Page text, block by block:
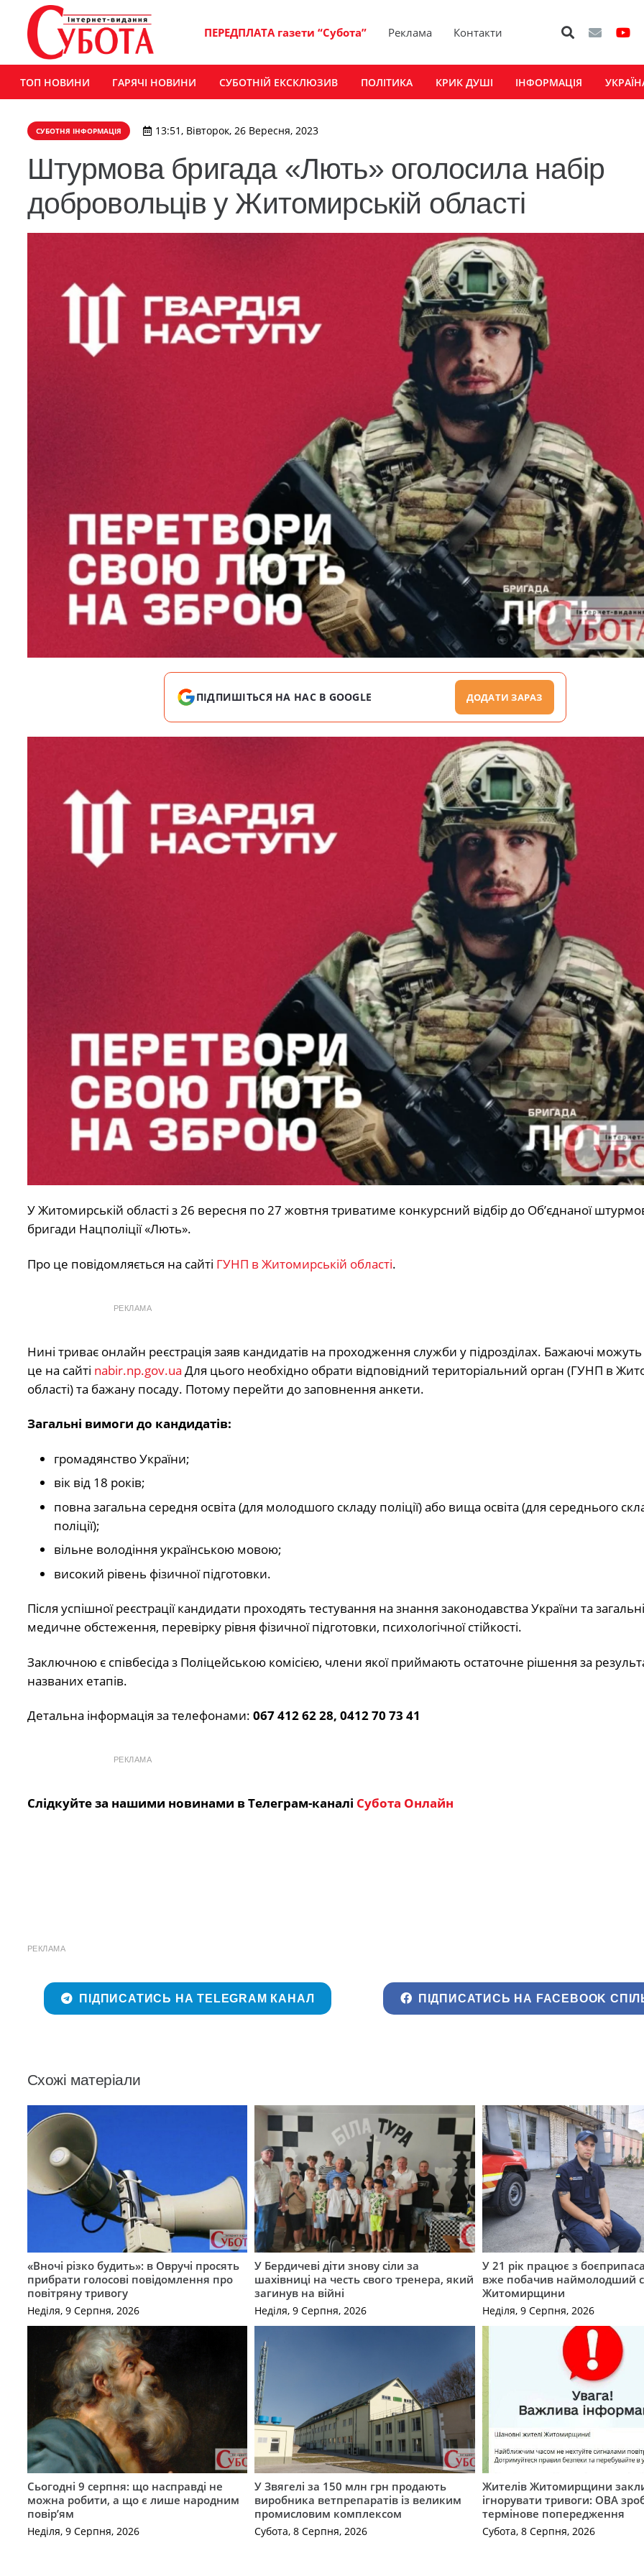
ПЕРЕДПЛАТА газети “Субота” Реклама Контакти
ТОП НОВИНИ ГАРЯЧІ НОВИНИ СУБОТНІЙ ЕКСКЛЮЗИВ ПОЛІТИКА КРИК ДУШІ ІНФОРМАЦІЯ
СУБОТНЯ ІНФОРМАЦІЯ 13:51, Вівторок, 26 Вересня, 2023
Штурмова бригада «Лють» оголосила набір
добровольців у Житомирській області
ПІДПИШІТЬСЯ НА НАС В GOOGLE ДОДАТИ ЗАРАЗ
У Житомирській області з 26 вересня по 27 жовтня триватиме конкурсний відбір до Об’єднаної
бригади Нацполіції «Лють».
Про це повідомляється на сайті ГУНП в Житомирській області.
РЕКЛАМА
Нині триває онлайн реєстрація заяв кандидатів на проходження служби у підрозділах. Бажаючі
це на сайті nabir.np.gov.ua Для цього необхідно обрати відповідний територіальний орган (ГУНП в
області) та бажану посаду. Потому перейти до заповнення анкети.
Загальні вимоги до кандидатів:
громадянство України;
вік від 18 років;
повна загальна середня освіта (для молодшого складу поліції) або вища освіта (для середнього
поліції);
вільне володіння українською мовою;
високий рівень фізичної підготовки.
Після успішної реєстрації кандидати проходять тестування на знання законодавства України та
медичне обстеження, перевірку рівня фізичної підготовки, психологічної стійкості.
Заключною є співбесіда з Поліцейською комісією, члени якої приймають остаточне рішення за
названих етапів.
Детальна інформація за телефонами: 067 412 62 28, 0412 70 73 41
РЕКЛАМА
Слідкуйте за нашими новинами в Телеграм-каналі Субота Онлайн
РЕКЛАМА
ПІДПИСАТИСЬ НА TELEGRAM КАНАЛ ПІДПИСАТИСЬ НА FACEBOOK
Схожі матеріали
«Вночі різко будить»: в Овручі просять
прибрати голосові повідомлення про
повітряну тривогу
Неділя, 9 Серпня, 2026
У Бердичеві діти знову сіли за
шахівниці на честь свого тренера, який
загинув на війні
Неділя, 9 Серпня, 2026
У 21 рік працює з
вже побачив наймолодший
Житомирщини
Неділя, 9 Серпня, 2026
Сьогодні 9 серпня: що насправді не
можна робити, а що є лише народним
повір’ям
Неділя, 9 Серпня, 2026
У Звягелі за 150 млн грн продають
виробника ветпрепаратів із великим
промисловим комплексом
Субота, 8 Серпня, 2026
Жителів Житомирщини
ігнорувати тривоги: ОВА
термінове попередження
Субота, 8 Серпня, 2026